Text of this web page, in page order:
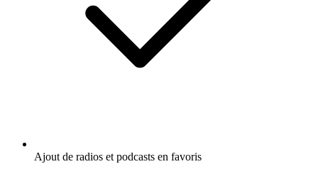
Ajout de radios et podcasts en favoris